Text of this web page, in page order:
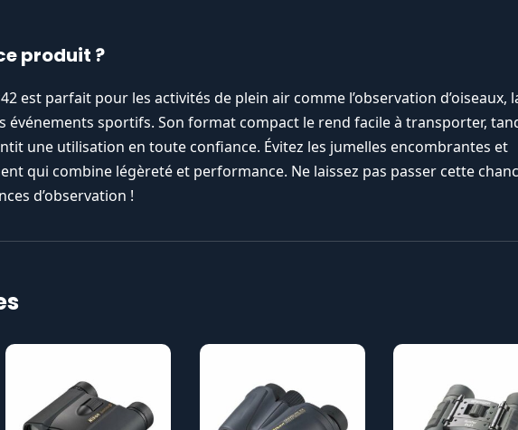
produit ?
est parfait pour les activités de plein air comme l’observation d’oiseaux,
événements sportifs. Son format compact le rend facile à transporter,
une utilisation en toute confiance. Évitez les jumelles encombrantes et
qui combine légèreté et performance. Ne laissez pas passer cette
d’observation !